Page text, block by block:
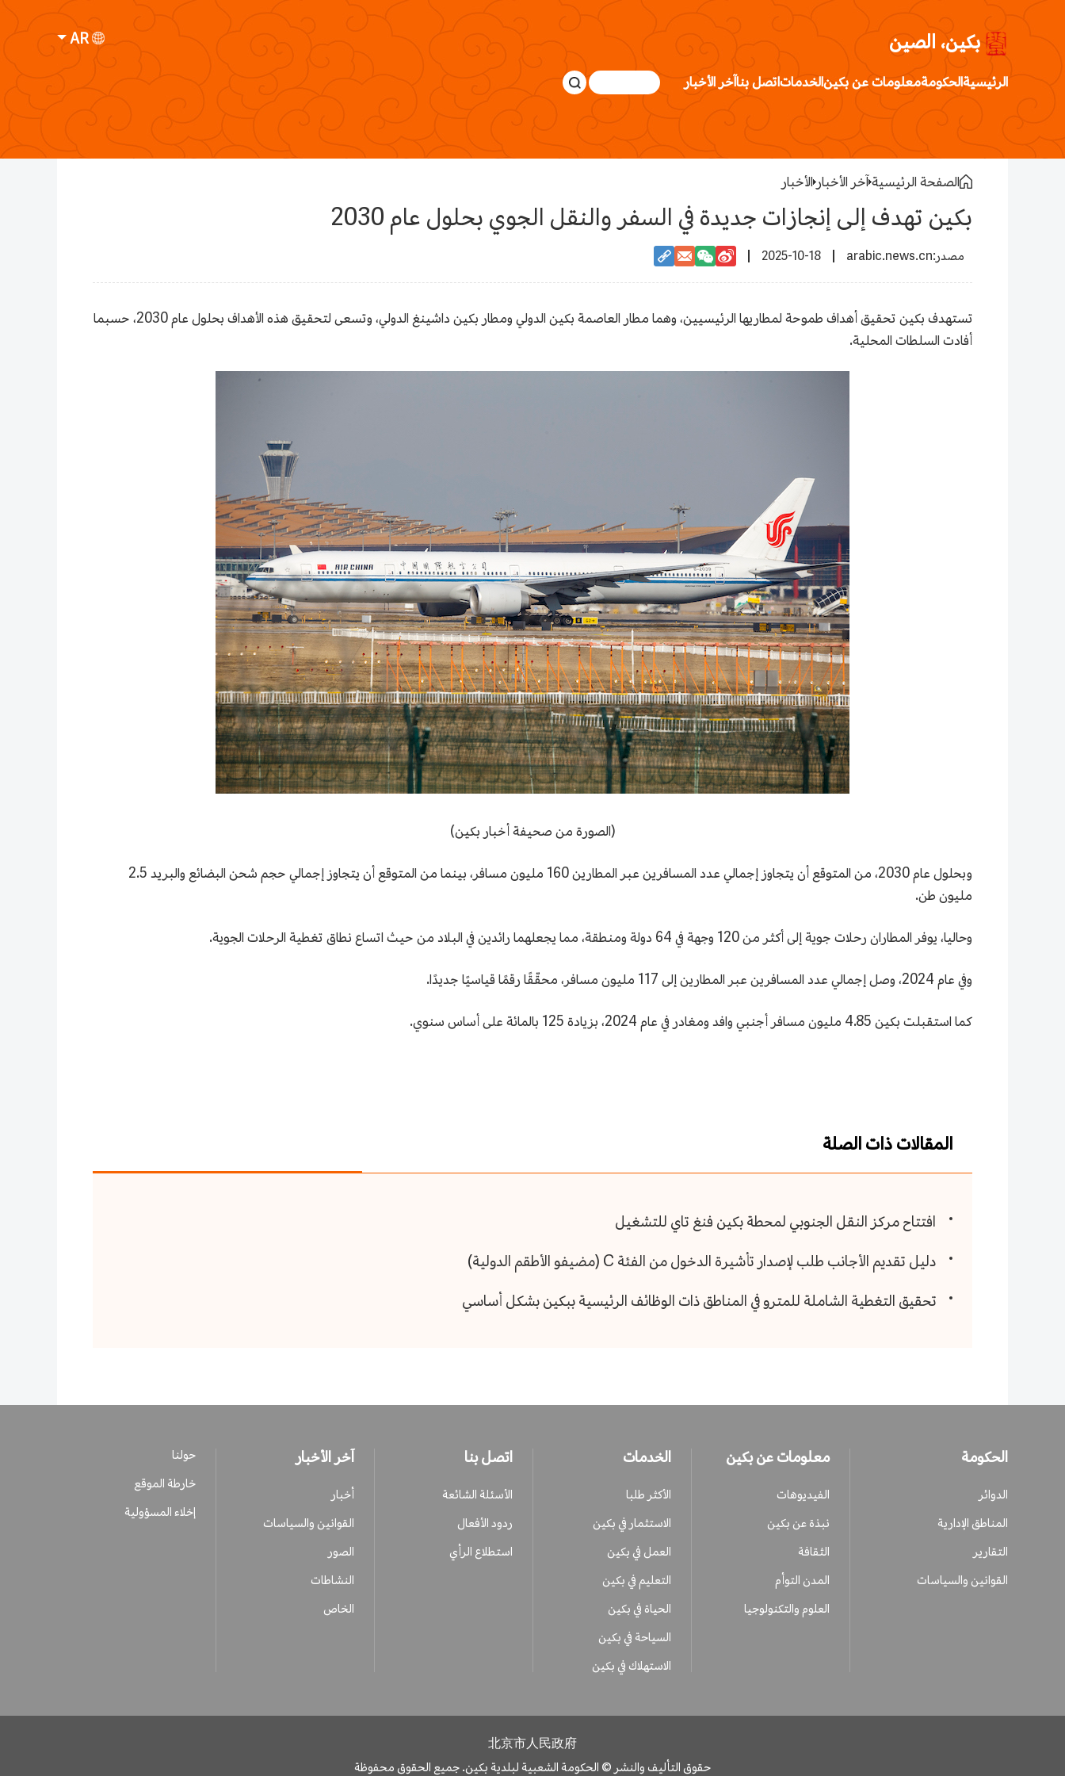
بكين، الصين AR
الرئيسيةالحكومةمعلومات عن بكينالخدماتاتصل بناآخر الأخبار
الصفحة الرئيسيةآخر الأخبار الأخبار
بكين تهدف إلى إنجازات جديدة في السفر والنقل الجوي بحلول عام 2030
arabic.news.cn
2025-10-18
تستهدف بكين تحقيق أهداف طموحة لمطاريها الرئيسيين، وهما مطار العاصمة بكين الدولي ومطار بكين داشينغ الدولي، وتسعى لتحقيق هذه الأهداف بحلول عام 2030، حسبما
أفادت السلطات المحلية.
(الصورة من صحيفة أخبار بكين)
وبحلول عام 2030، من المتوقع أن يتجاوز إجمالي عدد المسافرين عبر المطارين 160 مليون مسافر، بينما من المتوقع أن يتجاوز إجمالي حجم شحن البضائع والبريد 2.5
مليون طن.
وحاليا، يوفر المطاران رحلات جوية إلى أكثر من 120 وجهة في 64 دولة ومنطقة، مما يجعلهما رائدين في البلاد من حيث اتساع نطاق تغطية الرحلات الجوية.
وفي عام 2024، وصل إجمالي عدد المسافرين عبر المطارين إلى 117 مليون مسافر، محقّقًا رقمًا قياسيًا جديدًا.
كما استقبلت بكين 4.85 مليون مسافر أجنبي وافد ومغادر في عام 2024، بزيادة 125 بالمائة على أساس سنوي.
المقالات ذات الصلة
افتتاح مركز النقل الجنوبي لمحطة بكين فنغ تاي للتشغيل
دليل تقديم الأجانب طلب لإصدار تأشيرة الدخول من الفئة C (مضيفو الأطقم الدولية)
تحقيق التغطية الشاملة للمترو في المناطق ذات الوظائف الرئيسية ببكين بشكل أساسي
الحكومة
الدوائر
المناطق الإدارية
التقارير
القوانين والسياسات
معلومات عن بكين
الفيديوهات
نبذة عن بكين
الثقافة
المدن التوأم
العلوم والتكنولوجيا
الخدمات
الأكثر طلبا
الاستثمار في بكين
العمل في بكين
التعليم في بكين
الحياة في بكين
السياحة في بكين
الاستهلاك في بكين
اتصل بنا
الأسئلة الشائعة
ردود الأفعال
استطلاع الرأي
آخر الأخبار
أخبار
القوانين والسياسات
الصور
النشاطات
الخاص
حولنا
خارطة الموقع
إخلاء المسؤولية
北京市人民政府
حقوق التأليف والنشر © الحكومة الشعبية لبلدية بكين. جميع الحقوق محفوظة